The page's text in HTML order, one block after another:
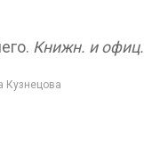
Книжн. и офиц.
Кузнецова